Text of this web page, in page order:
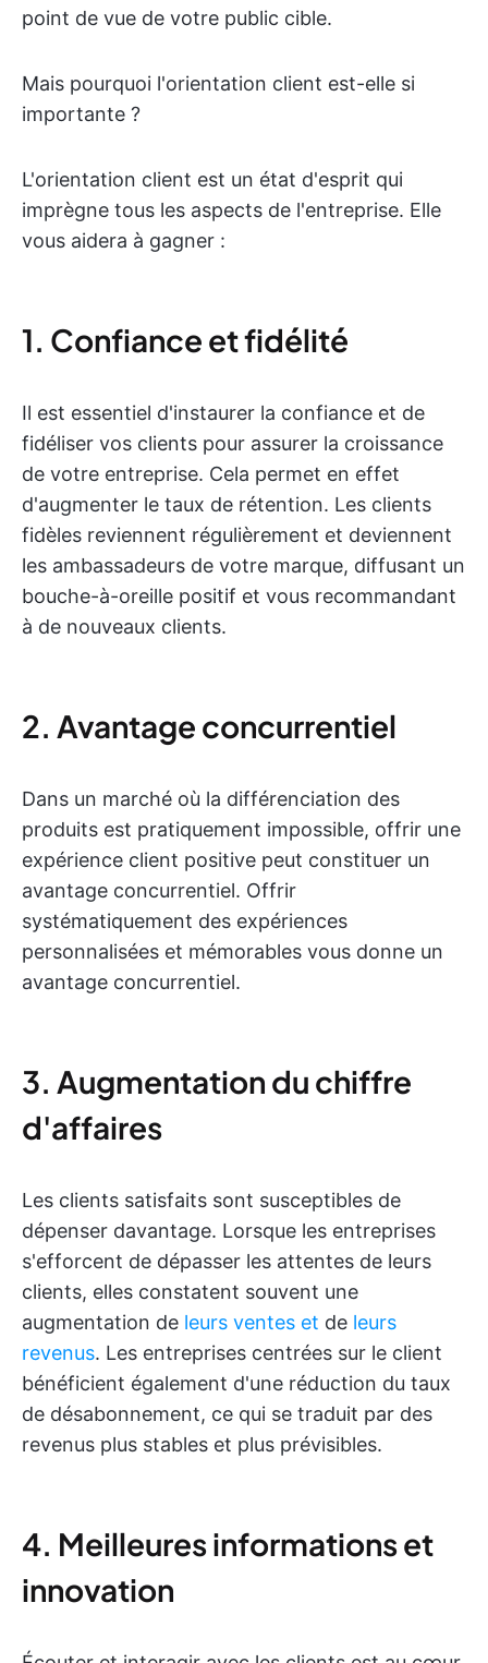
point de vue de votre public cible.
Mais pourquoi l'orientation client est-elle si
importante ?
L'orientation client est un état d'esprit qui
imprègne tous les aspects de l'entreprise. Elle
vous aidera à gagner :
1. Confiance et fidélité
Il est essentiel d'instaurer la confiance et de
fidéliser vos clients pour assurer la croissance
de votre entreprise. Cela permet en effet
d'augmenter le taux de rétention. Les clients
fidèles reviennent régulièrement et deviennent
les ambassadeurs de votre marque, diffusant un
bouche-à-oreille positif et vous recommandant
à de nouveaux clients.
2. Avantage concurrentiel
Dans un marché où la différenciation des
produits est pratiquement impossible, offrir une
expérience client positive peut constituer un
avantage concurrentiel. Offrir
systématiquement des expériences
personnalisées et mémorables vous donne un
avantage concurrentiel.
3. Augmentation du chiffre
d'affaires
Les clients satisfaits sont susceptibles de
dépenser davantage. Lorsque les entreprises
s'efforcent de dépasser les attentes de leurs
clients, elles constatent souvent une
augmentation de leurs ventes et de leurs
revenus. Les entreprises centrées sur le client
bénéficient également d'une réduction du taux
de désabonnement, ce qui se traduit par des
revenus plus stables et plus prévisibles.
4. Meilleures informations et
innovation